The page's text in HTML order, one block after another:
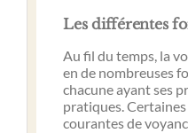
Les différentes
Au fil du temps, la
en de nombreuses
chacune ayant ses
pratiques.
courantes de